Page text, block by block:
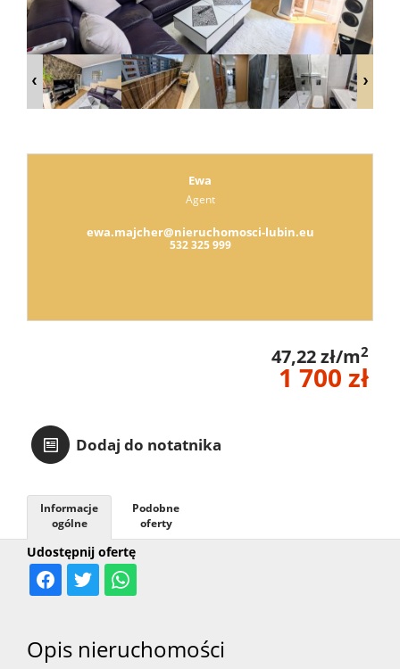
Lokale
Hale
RODO
Ewa
Agent
ewa.majcher@nieruchomosci-lubin.eu
532 325 999
47,22 zł/m2
1 700 zł
Dodaj do notatnika
Udostępnij ofertę
Informacje
ogólne
Podobne
oferty
Opis nieruchomości